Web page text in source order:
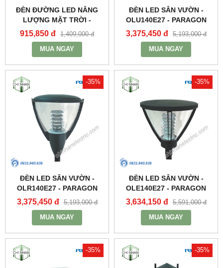
ĐÈN ĐƯỜNG LED NĂNG
LƯỢNG MẶT TRỜI -
PSOWA565 - PARAGON
915,850 đ 1,409,000 đ
MUA NGAY
ĐÈN LED SÂN VƯỜN -
OLU140E27 - PARAGON
3,375,450 đ 5,193,000 đ
MUA NGAY
-35%
ĐÈN LED SÂN VƯỜN -
OLR140E27 - PARAGON
3,375,450 đ 5,193,000 đ
MUA NGAY
-35%
ĐÈN LED SÂN VƯỜN -
OLE140E27 - PARAGON
3,634,150 đ 5,591,000 đ
MUA NGAY
-35% -35%